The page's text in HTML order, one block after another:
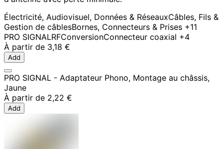
Électricité, Audiovisuel, Données & RéseauxCâbles, Fils &
Gestion de câblesBornes, Connecteurs & Prises +11
PRO SIGNALRFConversionConnecteur coaxial +4
À partir de 3,18 €
Add
PRO SIGNAL - Adaptateur Phono, Montage au châssis,
Jaune
À partir de 2,22 €
Add